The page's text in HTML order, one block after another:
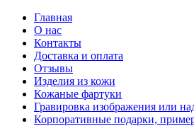
Главная
О нас
Контакты
Доставка и оплата
Отзывы
Изделия из кожи
Кожаные фартуки
Гравировка изображения или
Корпоративные подарки,